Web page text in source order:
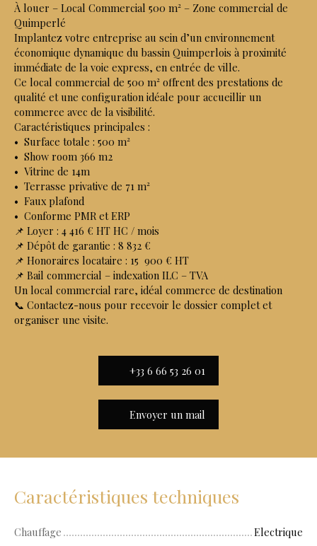
À louer – Local Commercial 500 m² – Zone commercial de
Quimperlé
Implantez votre entreprise au sein d’un environnement
économique dynamique du bassin Quimperlois à proximité
immédiate de la voie express, en entrée de ville.
Ce local commercial de 500 m² offrent des prestations de
qualité et une configuration idéale pour accueillir un
commerce avec de la visibilité.
Caractéristiques principales :
Surface totale : 500 m²
Show room 366 m2
Vitrine de 14m
Terrasse privative de 71 m²
Faux plafond
Conforme PMR et ERP
📌 Loyer : 4 416 € HT HC / mois
📌 Dépôt de garantie : 8 832 €
📌 Honoraires locataire : 15 900 € HT
📌 Bail commercial – indexation ILC – TVA
Un local commercial rare, idéal commerce de destination
📞 Contactez-nous pour recevoir le dossier complet et
organiser une visite.
+33 6 66 53 26 01
Envoyer un mail
Caractéristiques techniques
Chauffage
Electrique